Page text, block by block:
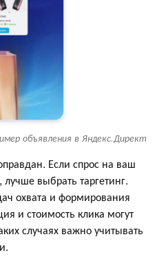
объявления в Яндекс.Директ
Если спрос на ваш
выбрать таргетинг.
охвата и формирования
и стоимость клика могут
случаях важно учитывать